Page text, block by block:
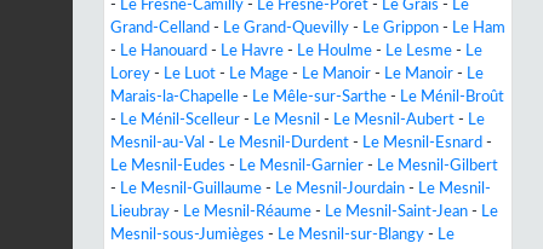
- Le Fresne-Camilly - Le Fresne-Poret - Le Grais - Le
Grand-Celland - Le Grand-Quevilly - Le Grippon - Le Ham
- Le Hanouard - Le Havre - Le Houlme - Le Lesme - Le
Lorey - Le Luot - Le Mage - Le Manoir - Le Manoir - Le
Marais-la-Chapelle - Le Mêle-sur-Sarthe - Le Ménil-Broût
- Le Ménil-Scelleur - Le Mesnil - Le Mesnil-Aubert - Le
Mesnil-au-Val - Le Mesnil-Durdent - Le Mesnil-Esnard -
Le Mesnil-Eudes - Le Mesnil-Garnier - Le Mesnil-Gilbert
- Le Mesnil-Guillaume - Le Mesnil-Jourdain - Le Mesnil-
Lieubray - Le Mesnil-Réaume - Le Mesnil-Saint-Jean - Le
Mesnil-sous-Jumièges - Le Mesnil-sur-Blangy - Le